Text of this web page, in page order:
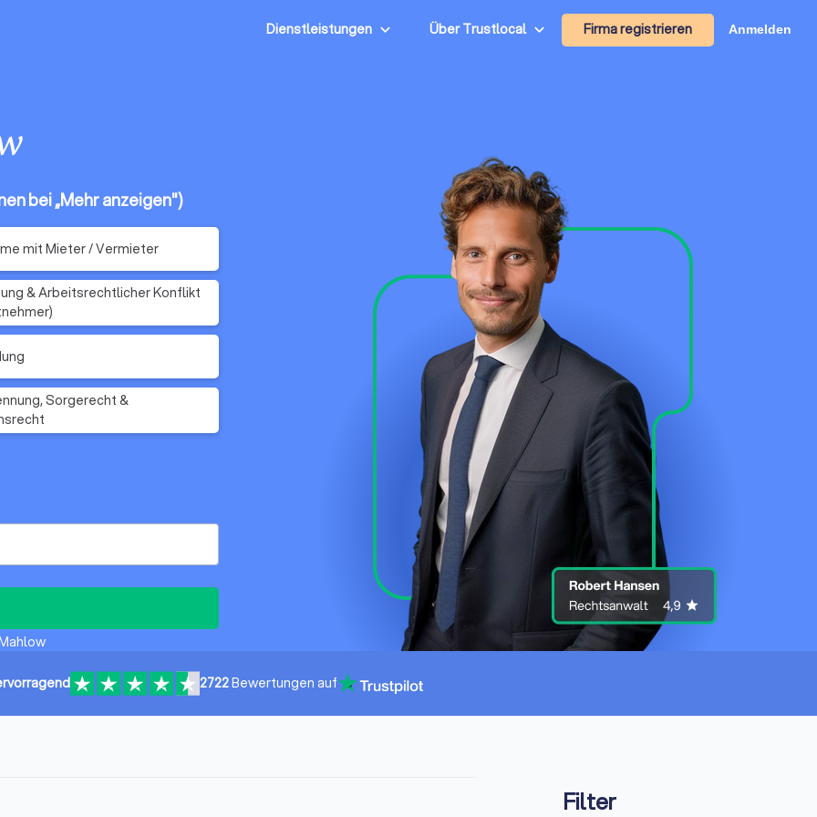
Dienstleistungen Über Trustlocal Firma registrieren Anmelden
bei „Mehr anzeigen")
mit Mieter / Vermieter
& Arbeitsrechtlicher Konflikt
Sorgerecht &
2722Bewertungen auf
Filter